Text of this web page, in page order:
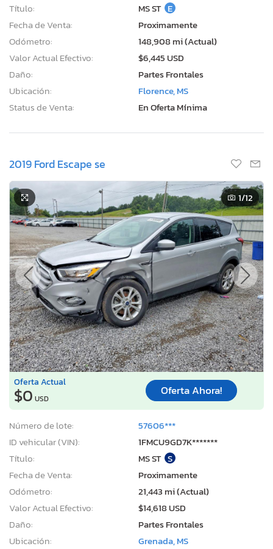
Título:
MS ST E
Fecha de Venta:
Proximamente
Odómetro:
148,908 mi (Actual)
Valor Actual Efectivo:
$6,445 USD
Daño:
Partes Frontales
Ubicación:
Florence, MS
Status de Venta:
En Oferta Mínima
2019 Ford Escape se
1/12
Oferta Actual
$0 USD
Oferta Ahora!
Número de lote:
57606***
ID vehicular (VIN):
1FMCU9GD7K*******
Título:
MS ST S
Fecha de Venta:
Proximamente
Odómetro:
21,443 mi (Actual)
Valor Actual Efectivo:
$14,618 USD
Daño:
Partes Frontales
Ubicación:
Grenada, MS